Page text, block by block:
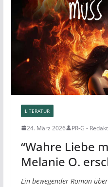
LITERATUR
24. März 2026 PR-G -
“Wahre Liebe
Melanie O.
Ein bewegender Roman